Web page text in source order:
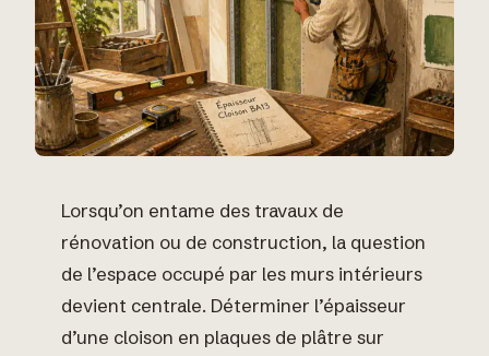
Lorsqu’on entame des travaux de
rénovation ou de construction, la question
de l’espace occupé par les murs intérieurs
devient centrale. Déterminer l’épaisseur
d’une cloison en plaques de plâtre sur